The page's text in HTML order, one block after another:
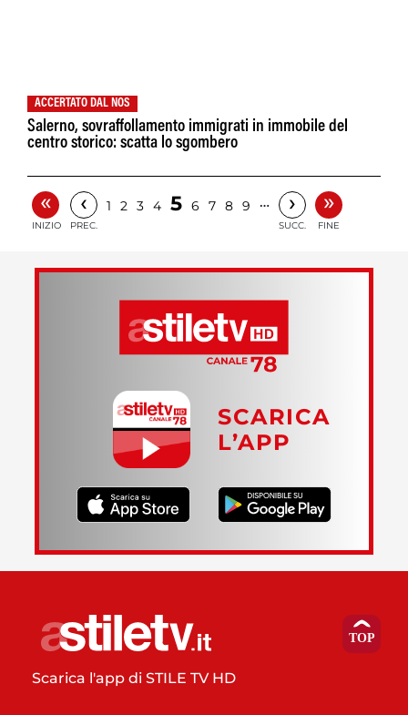
ACCERTATO DAL NOS
Salerno, sovraffollamento immigrati in immobile del
centro storico: scatta lo sgombero
«
INIZIO
‹
PREC.
1 2 3 4 5 6 7 8 9 … ›
SUCC.
»
FINE
SCARICA
L’APP
Scarica l'app di STILE TV HD